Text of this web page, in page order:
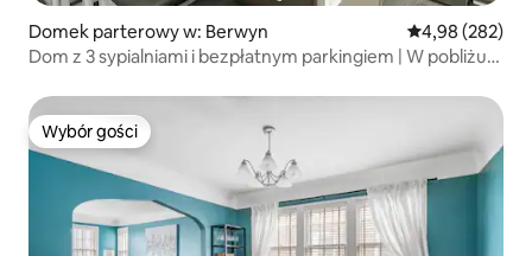
Domek parterowy w: Berwyn Średnia
4,98 (282)
Dom z 3 sypialniami i bezpłatnym parkingiem | W pobliżu
Wybór gości
Wybór gości